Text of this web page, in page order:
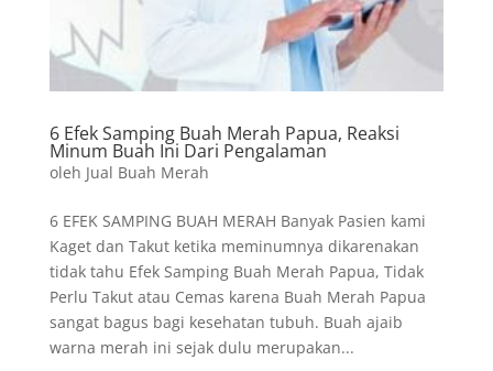
6 Efek Samping Buah Merah Papua, Reaksi
Minum Buah Ini Dari Pengalaman
oleh Jual Buah Merah
6 EFEK SAMPING BUAH MERAH Banyak Pasien kami
Kaget dan Takut ketika meminumnya dikarenakan
tidak tahu Efek Samping Buah Merah Papua, Tidak
Perlu Takut atau Cemas karena Buah Merah Papua
sangat bagus bagi kesehatan tubuh. Buah ajaib
warna merah ini sejak dulu merupakan...